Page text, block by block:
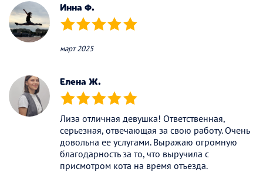
Инна Ф.
(*) (*) (*) (*) (*)
март 2025
Елена Ж.
(*) (*) (*) (*) (*)
Лиза отличная девушка! Ответственная,
серьезная, отвечающая за свою работу. Очень
довольна ее услугами. Выражаю огромную
благодарность за то, что выручила с
присмотром кота на время отъезда.